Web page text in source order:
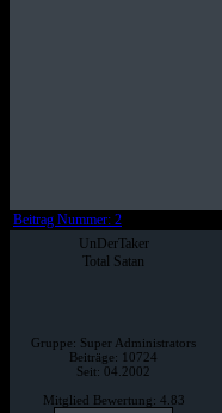
Beitrag Nummer: 2
UnDerTaker
Total Satan
Gruppe: Super Administrators
Beiträge: 10724
Seit: 04.2002
Mitglied Bewertung: 4.83